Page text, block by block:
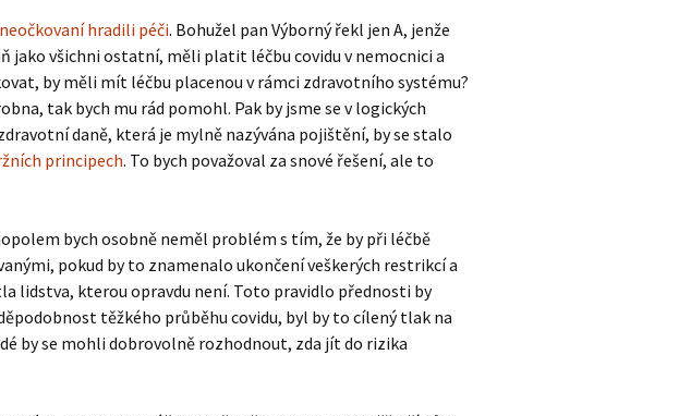
hradili péči. Bohužel pan Výborný řekl jen A, jenže
jako všichni ostatní, měli platit léčbu covidu v nemocnici a
by měli mít léčbu placenou v rámci zdravotního systému?
tak bych mu rád pomohl. Pak by jsme se v logických
daně, která je mylně nazývána pojištění, by se stalo
principech. To bych považoval za snové řešení, ale to
bych osobně neměl problém s tím, že by při léčbě
pokud by to znamenalo ukončení veškerých restrikcí a
lidstva, kterou opravdu není. Toto pravidlo přednosti by
těžkého průběhu covidu, byl by to cílený tlak na
by se mohli dobrovolně rozhodnout, zda jít do rizika